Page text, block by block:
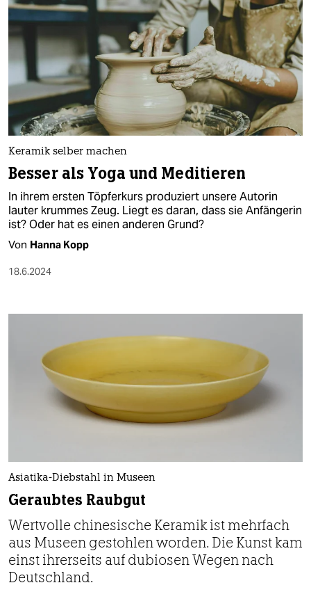
Keramik selber machen
Besser als Yoga und Meditieren
In ihrem ersten Töpferkurs produziert unsere Autorin
lauter krummes Zeug. Liegt es daran, dass sie Anfängerin
ist? Oder hat es einen anderen Grund?
Von Hanna Kopp
18.6.2024
Asiatika-Diebstahl in Museen
Geraubtes Raubgut
Wertvolle chinesische Keramik ist mehrfach
aus Museen gestohlen worden. Die Kunst kam
einst ihrerseits auf dubiosen Wegen nach
Deutschland.